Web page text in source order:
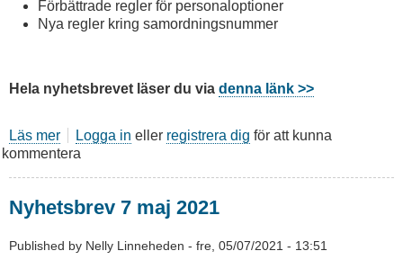
Förbättrade regler för personaloptioner
Nya regler kring samordningsnummer
Hela nyhetsbrevet läser du via denna länk >>
Läs mer om
Nyhetsbrev
2021
Logga in eller registrera dig för att kunna
kommentera
Nyhetsbrev 7 maj 2021
Published by Nelly Linneheden - fre, 05/07/2021 - 13:51